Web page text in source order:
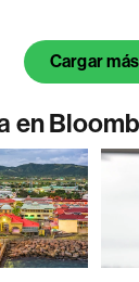
Cargar más
en